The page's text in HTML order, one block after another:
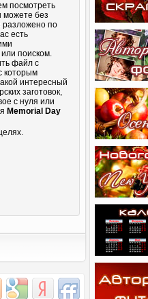
посмотреть
можете без
разложено по
есть
поиском.
файл с
которым
интересный
заготовок,
с нуля или
Memorial Day